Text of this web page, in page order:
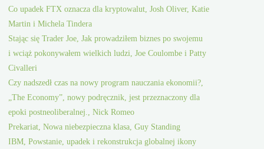
Co upadek FTX oznacza dla kryptowalut, Josh Oliver, Katie
Martin i Michela Tindera
Stając się Trader Joe, Jak prowadziłem biznes po swojemu
i wciąż pokonywałem wielkich ludzi, Joe Coulombe i Patty
Civalleri
Czy nadszedł czas na nowy program nauczania ekonomii?,
„The Economy”, nowy podręcznik, jest przeznaczony dla
epoki postneoliberalnej., Nick Romeo
Prekariat, Nowa niebezpieczna klasa, Guy Standing
IBM, Powstanie, upadek i rekonstrukcja globalnej ikony